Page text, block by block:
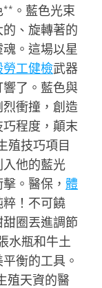
。藍色光束
、旋轉著的
。這場以星
勞工健檢武器
了。藍色與
衝撞，創造
程度，顛末
殖技巧項目
他的藍光
。醫保， 體
！不可饒
圈丟進調節
水瓶和牛土
衡的工具。
殖天資的醫